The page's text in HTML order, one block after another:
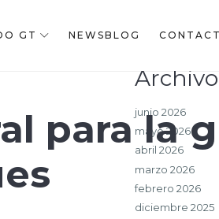
GT NEWSBLOG
para la
Archivo
junio 2026
mayo 2026
abril 2026
marzo 2026
febrero 2026
diciembre 2025